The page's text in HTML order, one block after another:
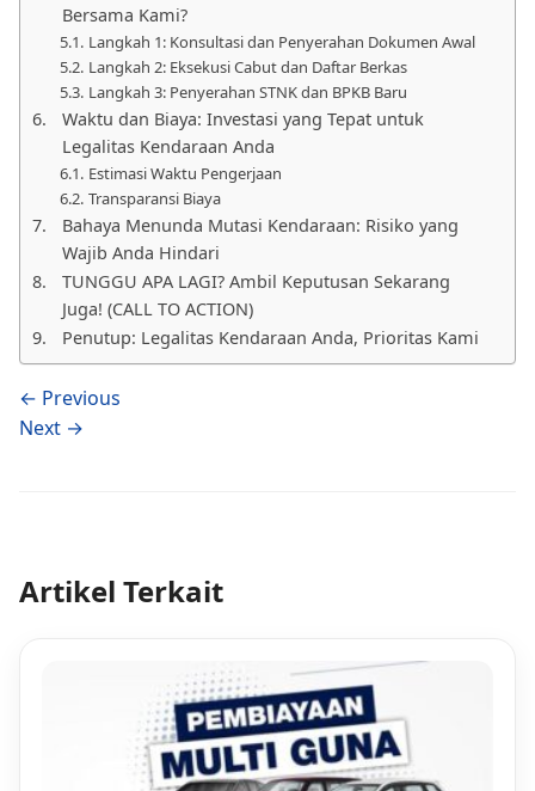
Bersama Kami?
Langkah 1: Konsultasi dan Penyerahan Dokumen Awal
Langkah 2: Eksekusi Cabut dan Daftar Berkas
Langkah 3: Penyerahan STNK dan BPKB Baru
Waktu dan Biaya: Investasi yang Tepat untuk
Legalitas Kendaraan Anda
Estimasi Waktu Pengerjaan
Transparansi Biaya
Bahaya Menunda Mutasi Kendaraan: Risiko yang
Wajib Anda Hindari
TUNGGU APA LAGI? Ambil Keputusan Sekarang
Juga! (CALL TO ACTION)
Penutup: Legalitas Kendaraan Anda, Prioritas Kami
← Previous
Next →
Artikel Terkait